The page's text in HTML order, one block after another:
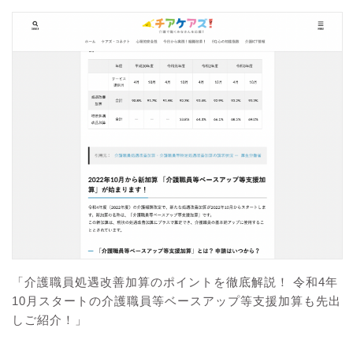
「介護職員処遇改善加算のポイントを徹底解説！ 令和4年
10月スタートの介護職員等ベースアップ等支援加算も先出
しご紹介！」